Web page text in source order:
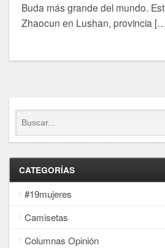
Buda más grande del mundo.
Zhaocun en Lushan, provincia
CATEGORÍAS
#19mujeres
Camisetas
Columnas Opinión